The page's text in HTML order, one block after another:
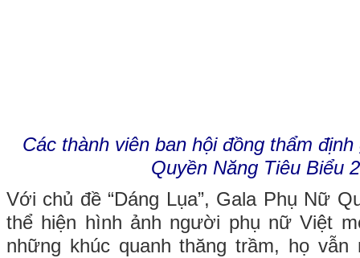
Các thành viên ban hội đồng thẩm
Quyền Năng Tiêu Biểu
Với chủ đề “Dáng Lụa”, Gala Phụ Nữ
thể hiện hình ảnh người phụ nữ Việt
những khúc quanh thăng trầm, họ vẫn